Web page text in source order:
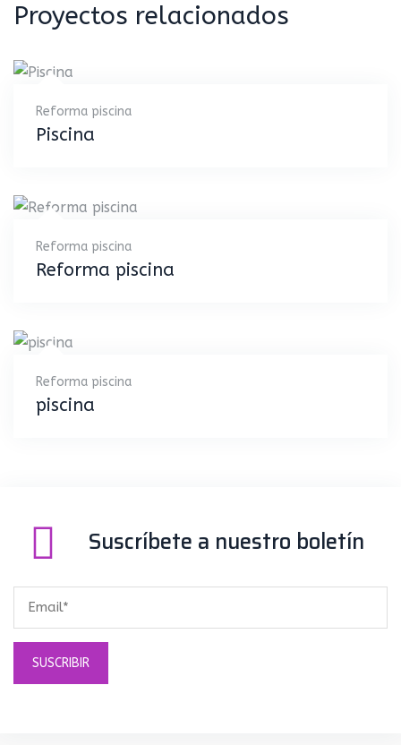
Proyectos relacionados
Reforma piscina
Piscina
Reforma piscina
Reforma piscina
Reforma piscina
piscina
Suscríbete a nuestro boletín